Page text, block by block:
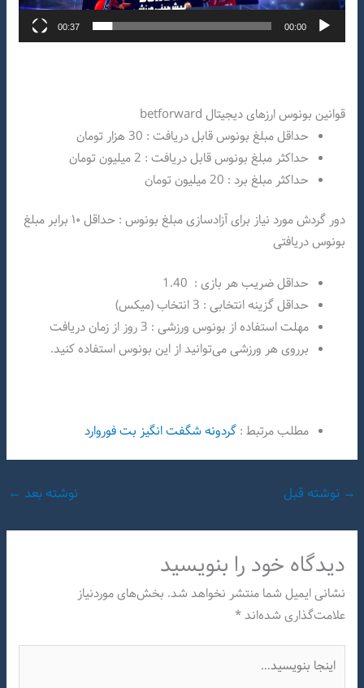
00:00
00:37
قوانین بونوس ارزهای دیجیتال betforward
حداقل مبلغ بونوس قابل دریافت : 30 هزار تومان
حداکثر مبلغ بونوس قابل دریافت : 2 میلیون تومان
حداکثر مبلغ برد : 20 میلیون تومان
دور گردش مورد نیاز برای آزادسازی مبلغ بونوس : حداقل ۱۰ برابر مبلغ
بونوس دریافتی
حداقل ضریب هر بازی : 1.40
حداقل گزینه انتخابی : 3 انتخاب (میکس)
مهلت استفاده از بونوس ورزشی : 3 روز از زمان دریافت
برروی هر ورزشی می‌توانید از این بونوس استفاده کنید.
مطلب مرتبط :گردونه شگفت انگیز بت فوروارد
→ نوشته قبل نوشته بعد ←
دیدگاه‌ خود را بنویسید
نشانی ایمیل شما منتشر نخواهد شد. بخش‌های موردنیاز
علامت‌گذاری شده‌اند*
بنویسید…